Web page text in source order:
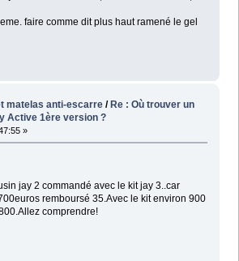
faire comme dit plus haut ramené le gel
matelas anti-escarre /Re : Où trouver un
Active 1ère version ?
»
jay 2 commandé avec le kit jay 3..car
remboursé 35.Avec le kit environ 900
comprendre!